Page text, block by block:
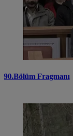
90.Bölüm Fragmanı